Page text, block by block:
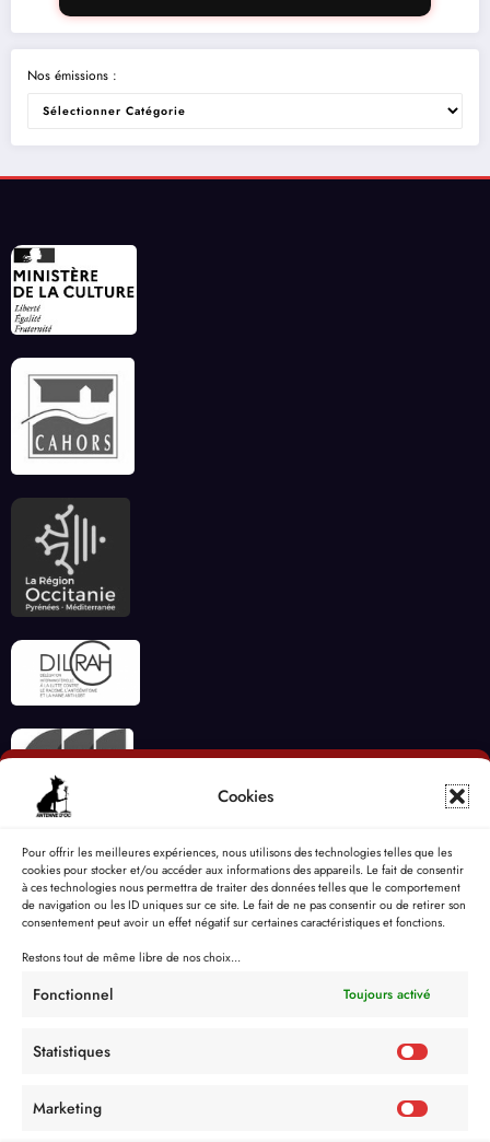
Cookies
Pour offrir les meilleures expériences, nous utilisons des technologies telles que les
cookies pour stocker et/ou accéder aux informations des appareils. Le fait de consentir
à ces technologies nous permettra de traiter des données telles que le comportement
de navigation ou les ID uniques sur ce site. Le fait de ne pas consentir ou de retirer son
consentement peut avoir un effet négatif sur certaines caractéristiques et fonctions.
Restons tout de même libre de nos choix...
Fonctionnel Toujours activé
Statistiques
Marketing
Nos émissions :